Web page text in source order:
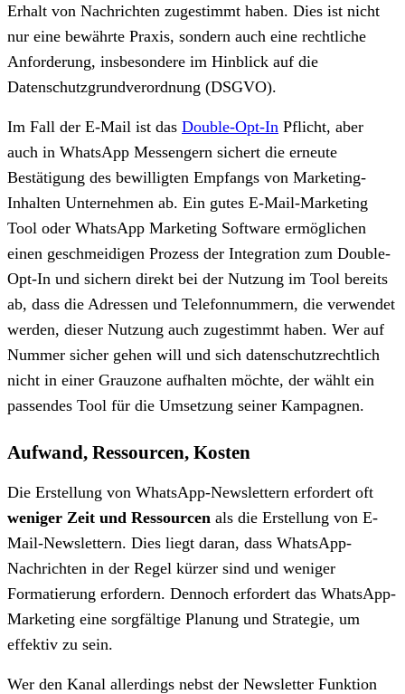
Erhalt von Nachrichten zugestimmt haben. Dies ist nicht
nur eine bewährte Praxis, sondern auch eine rechtliche
Anforderung, insbesondere im Hinblick auf die
Datenschutzgrundverordnung (DSGVO).
Im Fall der E-Mail ist das Double-Opt-In Pflicht, aber
auch in WhatsApp Messengern sichert die erneute
Bestätigung des bewilligten Empfangs von Marketing-
Inhalten Unternehmen ab. Ein gutes E-Mail-Marketing
Tool oder WhatsApp Marketing Software ermöglichen
einen geschmeidigen Prozess der Integration zum Double-
Opt-In und sichern direkt bei der Nutzung im Tool bereits
ab, dass die Adressen und Telefonnummern, die verwendet
werden, dieser Nutzung auch zugestimmt haben. Wer auf
Nummer sicher gehen will und sich datenschutzrechtlich
nicht in einer Grauzone aufhalten möchte, der wählt ein
passendes Tool für die Umsetzung seiner Kampagnen.
Aufwand, Ressourcen, Kosten
Die Erstellung von WhatsApp-Newslettern erfordert oft
weniger Zeit und Ressourcen als die Erstellung von E-
Mail-Newslettern. Dies liegt daran, dass WhatsApp-
Nachrichten in der Regel kürzer sind und weniger
Formatierung erfordern. Dennoch erfordert das WhatsApp-
Marketing eine sorgfältige Planung und Strategie, um
effektiv zu sein.
Wer den Kanal allerdings nebst der Newsletter Funktion